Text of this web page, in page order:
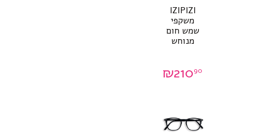
IZIPIZI
משקפי
שמש חום
מנוחש
₪21090